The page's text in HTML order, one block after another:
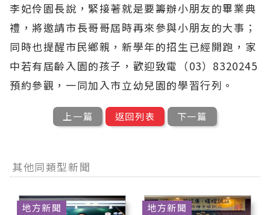
李妃伶園長說，緊接著就是要籌辦小朋友的畢業典
禮，將邀請市長哥哥屆時再來參與小朋友的大事；
同時也提醒市民鄉親，新學年的招生已經開跑，家
中若有屆齡入園的孩子，歡迎致電（03）8320245
預約參觀，一同加入市立幼兒園的學習行列。
上一篇 返回列表 下一篇
其他同類型新聞
地方新聞 地方新聞